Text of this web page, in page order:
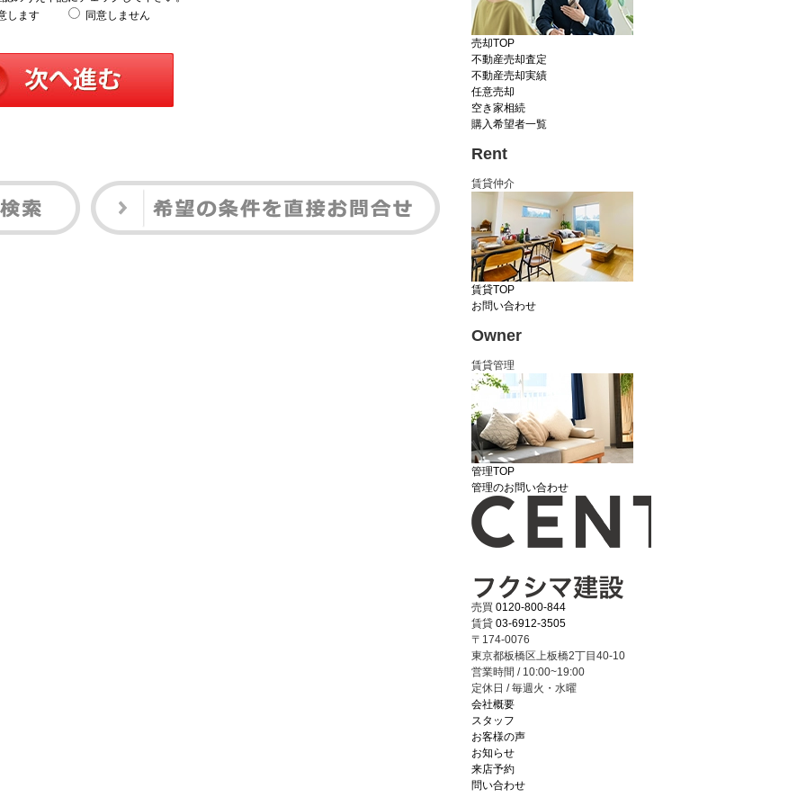
します
同意しません
売却TOP
不動産売却査定
不動産売却実績
任意売却
空き家相続
購入希望者一覧
Rent
賃貸仲介
賃貸TOP
お問い合わせ
Owner
賃貸管理
管理TOP
管理のお問い合わせ
売買 0120-800-844
賃貸 03-6912-3505
〒174-0076
東京都板橋区上板橋2丁目40-10
営業時間 / 10:00~19:00
定休日 / 毎週火・水曜
会社概要
スタッフ
お客様の声
お知らせ
来店予約
問い合わせ